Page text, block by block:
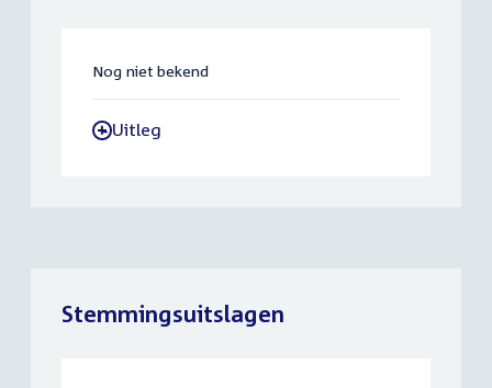
Nog niet bekend
-Uitleg
Stemmingsuitslagen